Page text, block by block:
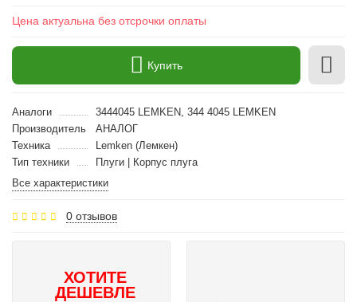
Цена актуальна без отсрочки оплаты
Купить
Аналоги
3444045 LEMKEN, 344 4045 LEMKEN
Производитель
АНАЛОГ
Техника
Lemken (Лемкен)
Тип техники
Плуги | Корпус плуга
Все характеристики
0 отзывов
ХОТИТЕ
ДЕШЕВЛЕ